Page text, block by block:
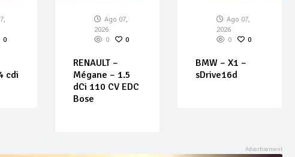
0
cdi
Ago 07,
2026
0
0
RENAULT –
Mégane – 1.5
dCi 110 CV EDC
Bose
Ago 07,
2026
0
0
BMW – X1 –
sDrive16d